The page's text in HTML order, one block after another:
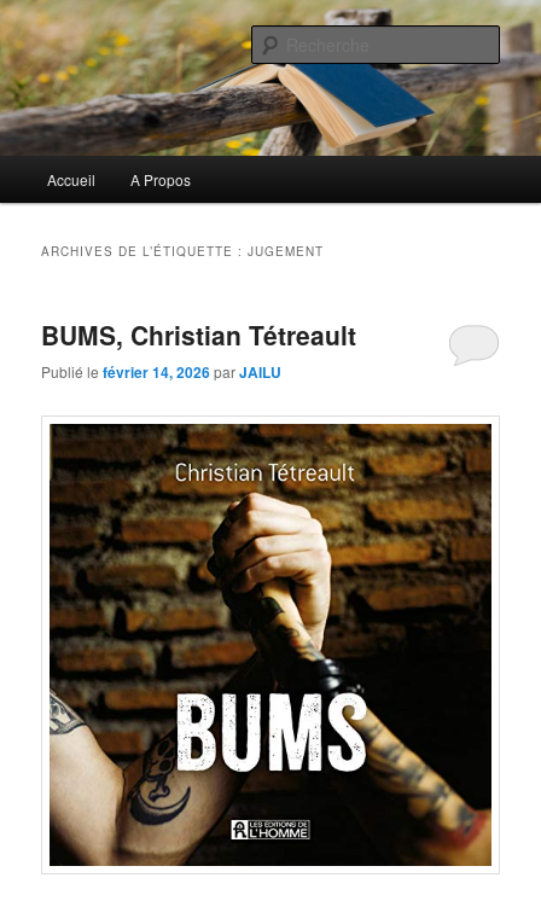
Aller
au
contenu
principal
Aller
au
contenu
secondaireBiblioclo
Commentaires littéraires en tout genre
principal
Accueil A Propos
ARCHIVES DE L’ÉTIQUETTE :JUGEMENT
BUMS, Christian Tétreault
Publié lefévrier 14, 2026parJAILU